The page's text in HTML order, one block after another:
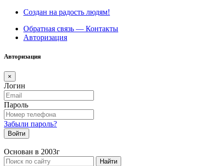
Создан на радость людям!
Обратная связь — Контакты
Авторизация
Авторизация
×
Логин
Пароль
Забыли пароль?
Войти
Основан в 2003г
Найти